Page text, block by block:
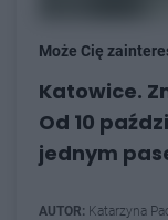
Może Cię
Katowice.
Od 10
jednym
AUTOR: Katarzyna